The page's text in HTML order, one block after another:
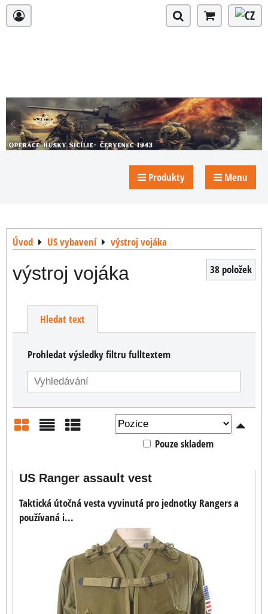
Produkty Menu
Úvod US vybavení výstroj vojáka
výstroj vojáka 38 položek
Hledat text
Prohledat výsledky filtru fulltextem
Pouze skladem
US Ranger assault vest
Taktická útočná vesta vyvinutá pro jednotky Rangers a
používaná i...